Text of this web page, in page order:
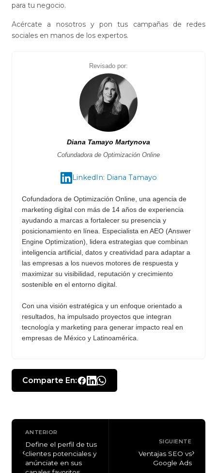
para tu negocio.
Acércate a nosotros y pon tus campañas de redes
sociales en manos de los expertos.
Revisado por:
Diana Tamayo Martynova
Cofundadora de Optimización Online
LinkedIn: Diana Tamayo
Cofundadora de Optimización Online, una agencia de
marketing digital con más de 14 años de experiencia
ayudando a marcas a fortalecer su presencia y
posicionamiento en línea. Especialista en AEO (Answer
Engine Optimization), lidera estrategias que combinan
inteligencia artificial, datos y creatividad para adaptar a
las empresas a los nuevos motores de respuesta y
maximizar su visibilidad, reputación y crecimiento
sostenible en el entorno digital.
Con una visión estratégica y un enfoque orientado a
resultados, ha impulsado proyectos que integran
tecnología y marketing para generar impacto real en
empresas de México y Latinoamérica.
Comparte En:
‹
ANTERIOR
Define el perfil de tus
clientes potenciales y
anúnciate en sus
SIGUIENTE
Ventajas SEO vs
Google Ads
›